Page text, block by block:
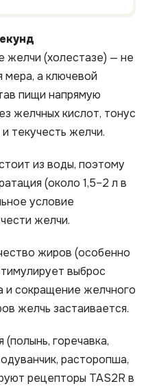
желчи (холестазе) — не
мера, а ключевой
пищи напрямую
желчных кислот, тонус
текучесть желчи.
из воды, поэтому
(около 1,5–2 л в
условие
желчи.
жиров (особенно
выброс
и сокращение желчного
желчь застаивается.
(полынь, горечавка,
расторопша,
рецепторы TAS2R в